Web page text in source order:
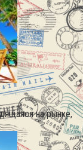
на рынке,